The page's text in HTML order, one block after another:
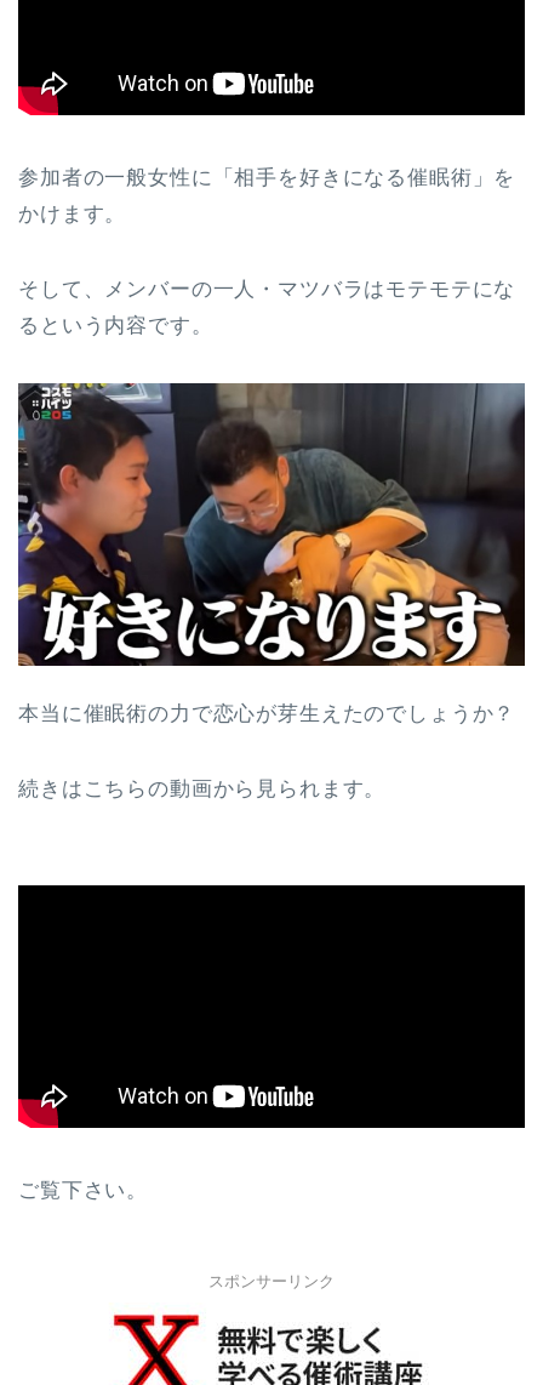
参加者の一般女性に「相手を好きになる催眠術」を
かけます。
そして、メンバーの一人・マツバラはモテモテにな
るという内容です。
本当に催眠術の力で恋心が芽生えたのでしょうか？
続きはこちらの動画から見られます。
ご覧下さい。
スポンサーリンク